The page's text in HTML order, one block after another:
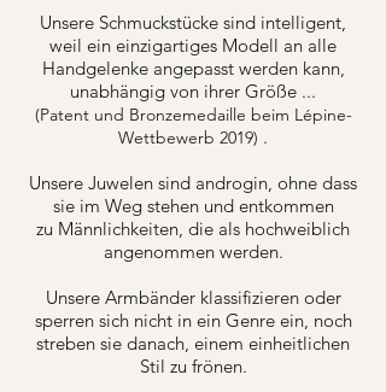
Unsere Schmuckstücke sind intelligent,
weil ein einzigartiges Modell an alle
Handgelenke angepasst werden kann,
unabhängig von ihrer Größe ...
(Patent und Bronzemedaille beim Lépine-
Wettbewerb 2019) .
Unsere Juwelen sind androgin, ohne dass
sie im Weg stehen und entkommen
zu Männlichkeiten, die als hochweiblich
angenommen werden.
Unsere Armbänder klassifizieren oder
sperren sich nicht in ein Genre ein, noch
streben sie danach, einem einheitlichen
Stil zu frönen.